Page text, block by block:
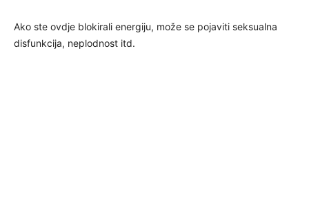
Ako ste ovdje blokirali energiju, može se pojaviti seksualna
disfunkcija, neplodnost itd.